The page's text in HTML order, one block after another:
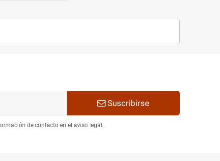
Suscribirse
de contacto en el aviso legal.